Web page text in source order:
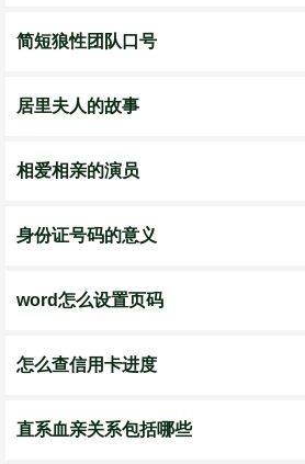
简短狼性团队口号
居里夫人的故事
相爱相亲的演员
身份证号码的意义
word怎么设置页码
怎么查信用卡进度
直系血亲关系包括哪些